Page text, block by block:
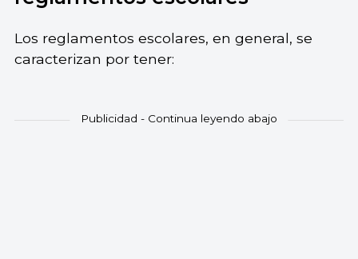
Los reglamentos escolares, en general, se
caracterizan por tener: